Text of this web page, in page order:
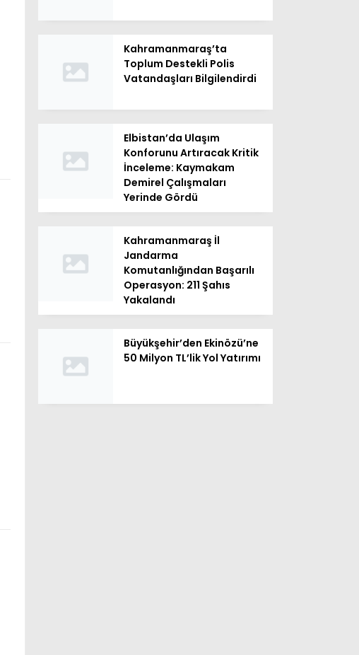
Kahramanmaraş’ta
Toplum Destekli Polis
Vatandaşları Bilgilendirdi
Elbistan’da Ulaşım
Konforunu Artıracak Kritik
İnceleme: Kaymakam
Demirel Çalışmaları
Yerinde Gördü
Kahramanmaraş İl
Jandarma
Komutanlığından Başarılı
Operasyon: 211 Şahıs
Yakalandı
Büyükşehir’den Ekinözü’ne
50 Milyon TL’lik Yol Yatırımı